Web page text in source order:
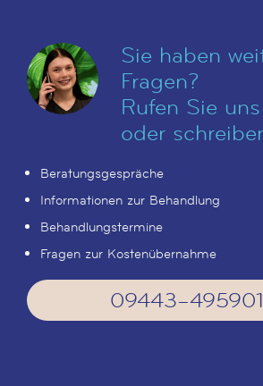
Sie haben
Fragen?
Rufen Sie
oder
Beratungsgespräche
Informationen zur Behandlung
Behandlungstermine
Fragen zur Kostenübernahme